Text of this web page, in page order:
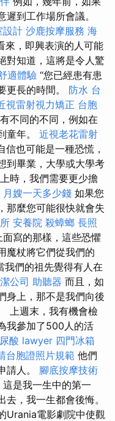
到工作場所會議。
設計 沙鹿按摩服務 海
來，即興表演的人可能
對知道，這將是令人驚
適體驗 “您已經患有患
更長的時間。 防水 台
視雷射視力矯正 台胞
不同的不同，例如在
童年。 近視老花雷射
信也可能是一種恐慌，
到畢業，大學或大學考
時，我們需要更少擔
月嫂一天多少錢 如果您
那麼您可能很快就會失
安養院 殺蟑螂 長照
寫的那樣，這些恐懼
魔杖將它們從我們的
我們的祖先覺得有人在
公司 助聽器 而且，如
身上，那不是我們向後
上週末，我有機會檢
我參加了500人的活
酸 lawyer 四門冰箱
台胞證照片規範 他們
請人。 腳底按摩技術
是我一生中的第一
，我一生都會後悔。
Urania電影劇院中使觀